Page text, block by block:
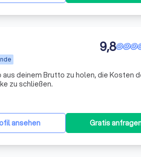
9,8
deinem Brutto zu holen, die Kosten
zu schließen.
ansehen Gratis